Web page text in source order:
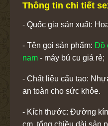
Thông tin chi tiết
- Quốc gia sản xuất:
- Tên gọi sản phẩm: Đồ
nam - máy bú cu giá rẻ;
- Chất liệu cấu tạo:
an toàn cho sức khỏe.
- Kích thước: Đường